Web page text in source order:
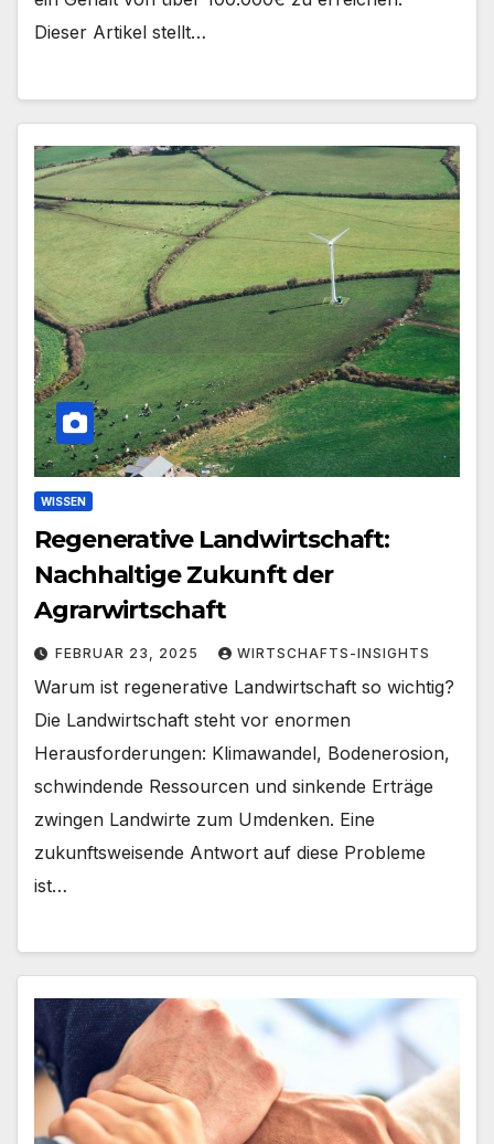
Dieser Artikel stellt…
WISSEN
Regenerative Landwirtschaft:
Nachhaltige Zukunft der
Agrarwirtschaft
FEBRUAR 23, 2025 WIRTSCHAFTS-INSIGHTS
Warum ist regenerative Landwirtschaft so wichtig?
Die Landwirtschaft steht vor enormen
Herausforderungen: Klimawandel, Bodenerosion,
schwindende Ressourcen und sinkende Erträge
zwingen Landwirte zum Umdenken. Eine
zukunftsweisende Antwort auf diese Probleme
ist…